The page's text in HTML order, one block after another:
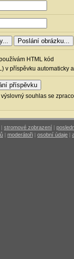
HTML kód
v příspěvku automaticky
souhlas se
stromové zobrazení |
| moderátoři | osobní údaje |